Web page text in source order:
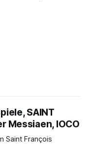
SAINT
Messiaen, IOCO
Saint François